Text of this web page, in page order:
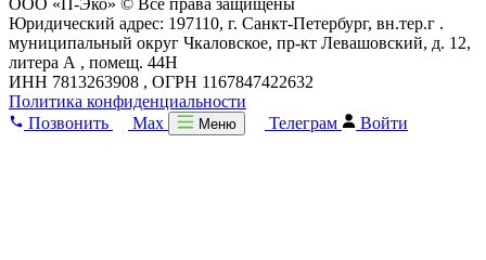
Юридический адрес: 197110, г. Санкт-Петербург, вн.тер.г .
муниципальный округ Чкаловское, пр-кт Левашовский, д. 12,
литера А , помещ. 44Н
ИНН 7813263908 , ОГРН 1167847422632
Политика конфиденциальности
Позвонить
Max Меню Телеграм Войти